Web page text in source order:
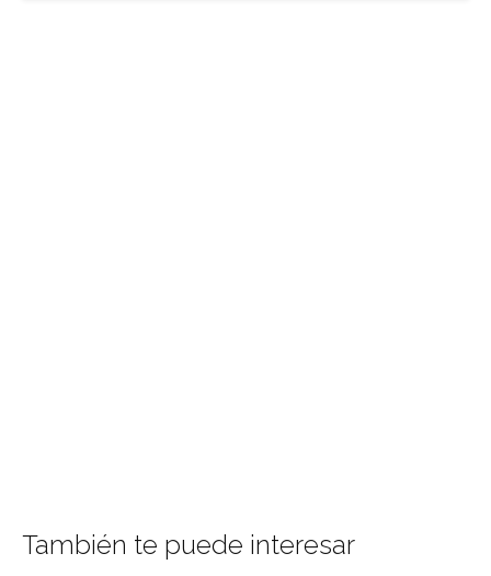
También te puede interesar